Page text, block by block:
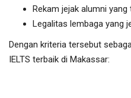
Rekam jejak alumni
Legalitas lembaga yang
Dengan kriteria tersebut
IELTS terbaik di Makassar: